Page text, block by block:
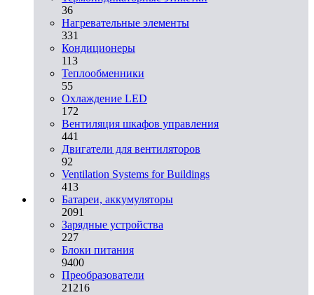
36
Нагревательные элементы
331
Кондиционеры
113
Теплообменники
55
Охлаждение LED
172
Вентиляция шкафов управления
441
Двигатели для вентиляторов
92
Ventilation Systems for Buildings
413
Батареи, аккумуляторы
2091
Зарядные устройства
227
Блоки питания
9400
Преобразователи
21216